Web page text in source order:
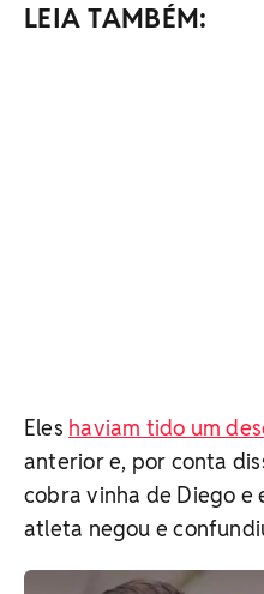
LEIA TAMBÉM:
Eles haviam tido um
anterior e, por conta
cobra vinha de Diego e
atleta negou e